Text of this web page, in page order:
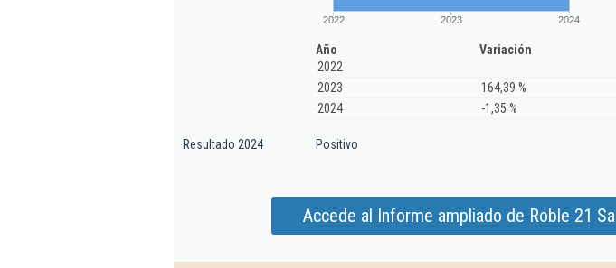
2022 2023 2024
Año
Variación
2022
2023
164,39 %
2024
-1,35 %
Resultado 2024 Positivo
Accede al Informe ampliado de Roble 21 Sa